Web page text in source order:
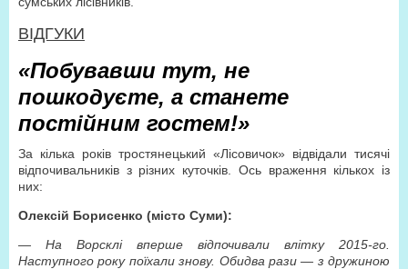
ВІДГУКИ
«Побувавши тут, не
пошкодуєте, а станете
постійним гостем!»
За кілька років тростянецький «Лісовичок» відвідали тисячі
відпочивальників з різних куточків. Ось враження кількох із
них:
Олексій Борисенко (місто Суми):
— На Ворсклі вперше відпочивали влітку 2015-го.
Наступного року поїхали знову. Обидва рази — з дружиною